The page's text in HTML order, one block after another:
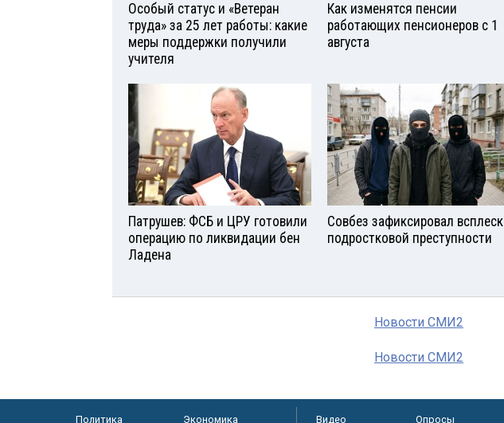
Особый статус и «Ветеран
труда» за 25 лет работы: какие
меры поддержки получили
учителя
Как изменятся пенсии
работающих пенсионеров с 1
августа
Патрушев: ФСБ и ЦРУ готовили
операцию по ликвидации бен
Ладена
Совбез зафиксировал всплеск
подростковой преступности
Новости СМИ2
Новости СМИ2
Политика Экономика Видео Опросы